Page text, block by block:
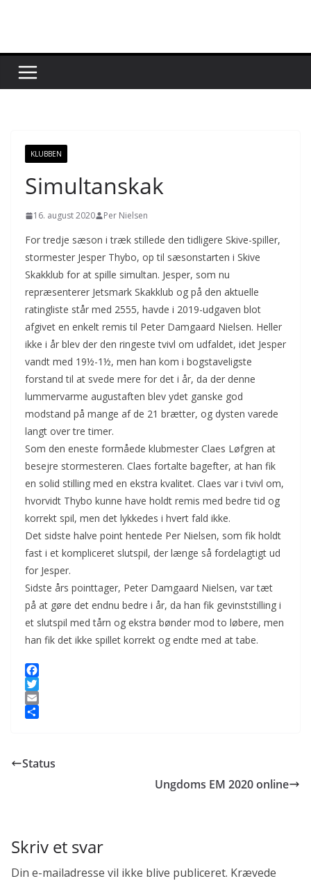
KLUBBEN
Simultanskak
16. august 2020 Per Nielsen
For tredje sæson i træk stillede den tidligere Skive-spiller,
stormester Jesper Thybo, op til sæsonstarten i Skive
Skakklub for at spille simultan. Jesper, som nu
repræsenterer Jetsmark Skakklub og på den aktuelle
ratingliste står med 2555, havde i 2019-udgaven blot
afgivet en enkelt remis til Peter Damgaard Nielsen. Heller
ikke i år blev der den ringeste tvivl om udfaldet, idet Jesper
vandt med 19½-1½, men han kom i bogstaveligste
forstand til at svede mere for det i år, da der denne
lummervarme augustaften blev ydet ganske god
modstand på mange af de 21 brætter, og dysten varede
langt over tre timer.
Som den eneste formåede klubmester Claes Løfgren at
besejre stormesteren. Claes fortalte bagefter, at han fik
en solid stilling med en ekstra kvalitet. Claes var i tvivl om,
hvorvidt Thybo kunne have holdt remis med bedre tid og
korrekt spil, men det lykkedes i hvert fald ikke.
Det sidste halve point hentede Per Nielsen, som fik holdt
fast i et kompliceret slutspil, der længe så fordelagtigt ud
for Jesper.
Sidste års pointtager, Peter Damgaard Nielsen, var tæt
på at gøre det endnu bedre i år, da han fik gevinststilling i
et slutspil med tårn og ekstra bønder mod to løbere, men
han fik det ikke spillet korrekt og endte med at tabe.
F
a
c
o
T
w
e
E
lr
Status
Ungdoms EM 2020 online
Skriv et svar
Din e-mailadresse vil ikke blive publiceret. Krævede